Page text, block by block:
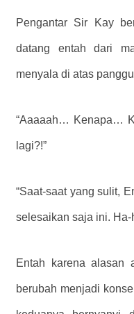
Pengantar Sir Kay
datang entah dari
menyala di atas
“Aaaaah… Kenapa…
lagi?!”
“Saat-saat yang sulit,
selesaikan saja ini.
Entah karena alasan
berubah menjadi